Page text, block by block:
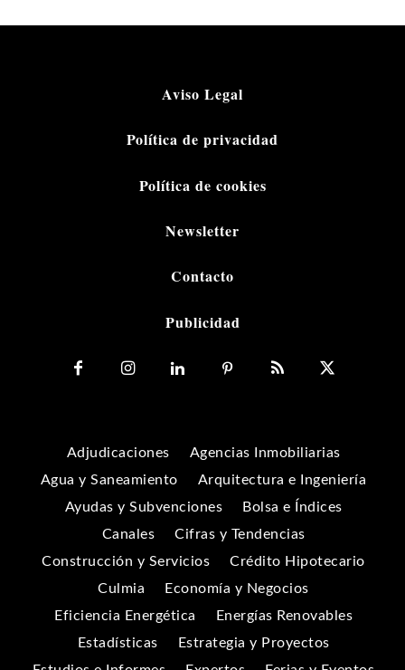
Aviso Legal
Política de privacidad
Política de cookies
Newsletter
Contacto
Publicidad
Adjudicaciones
Agencias Inmobiliarias
Agua y Saneamiento
Arquitectura e Ingeniería
Ayudas y Subvenciones
Bolsa e Índices
Canales
Cifras y Tendencias
Construcción y Servicios
Crédito Hipotecario
Culmia
Economía y Negocios
Eficiencia Energética
Energías Renovables
Estadísticas
Estrategia y Proyectos